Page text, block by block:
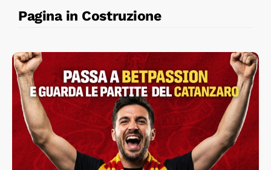
Pagina in Costruzione